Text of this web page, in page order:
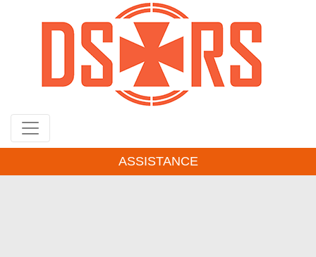
hovedindhold
ASSISTANCE